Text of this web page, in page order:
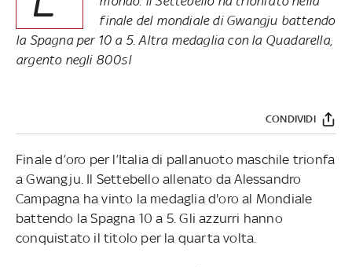
finale del mondiale di Gwangju battendo
la Spagna per 10 a 5. Altra medaglia con la Quadarella,
argento negli 800sl
CONDIVIDI
Finale d’oro per l’Italia di pallanuoto maschile trionfa
a Gwangju. Il Settebello allenato da Alessandro
Campagna ha vinto la medaglia d'oro al Mondiale
battendo la Spagna 10 a 5. Gli azzurri hanno
conquistato il titolo per la quarta volta.